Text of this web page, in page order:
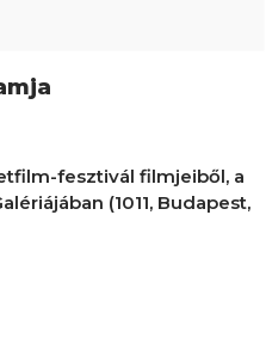
fesztivál filmjeiből, a
(1011, Budapest,